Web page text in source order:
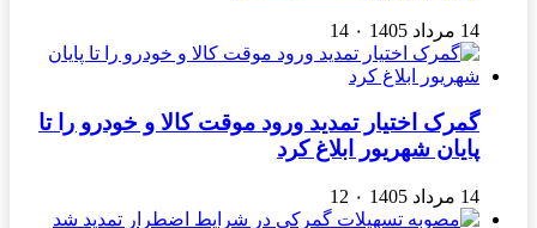
14 مرداد 1405 ۰ 14
گمرک اختیار تمدید ورود موقت کالا و خودرو را تا
پایان شهریور ابلاغ کرد
14 مرداد 1405 ۰ 12